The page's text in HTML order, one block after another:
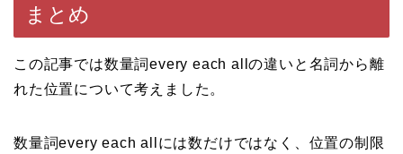
まとめ
この記事では数量詞every each allの違いと名詞から離
れた位置について考えました。
数量詞every each allには数だけではなく、位置の制限